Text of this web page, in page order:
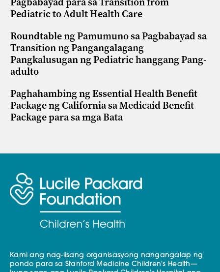
Pediatric to Adult Health Care
Roundtable ng Pamumuno sa Pagbabayad sa
Transition ng Pangangalagang
Pangkalusugan ng Pediatric hanggang Pang-
adulto
Paghahambing ng Essential Health Benefit
Package ng California sa Medicaid Benefit
Package para sa mga Bata
Kami ang nag-iisang organisasyong nangangalap ng
pondo para sa Stanford Medicine Children's Health—